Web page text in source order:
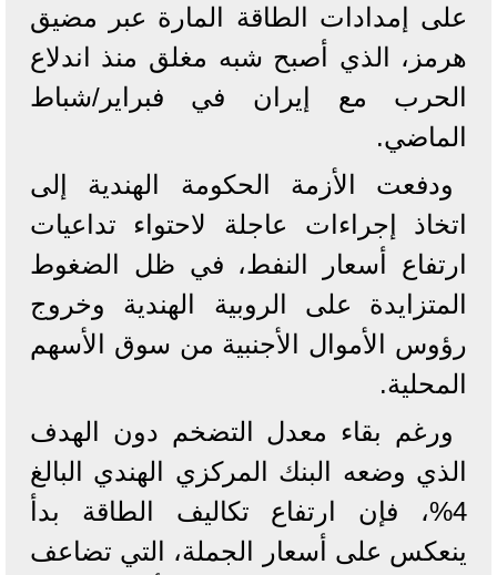
على إمدادات الطاقة المارة عبر مضيق
هرمز، الذي أصبح شبه مغلق منذ اندلاع
الحرب مع إيران في فبراير/شباط
الماضي.
ودفعت الأزمة الحكومة الهندية إلى
اتخاذ إجراءات عاجلة لاحتواء تداعيات
ارتفاع أسعار النفط، في ظل الضغوط
المتزايدة على الروبية الهندية وخروج
رؤوس الأموال الأجنبية من سوق الأسهم
المحلية.
ورغم بقاء معدل التضخم دون الهدف
الذي وضعه البنك المركزي الهندي البالغ
4%، فإن ارتفاع تكاليف الطاقة بدأ
ينعكس على أسعار الجملة، التي تضاعف